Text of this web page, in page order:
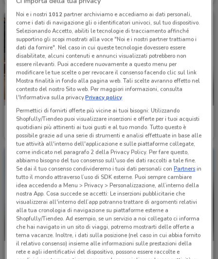
Skoda
979 m
Nissan
Scade il 31/12 1.1 km
Nissan Nissan
Noi e i nostri 1012partner archiviamo e accediamo ai dati personali,
come i dati di navigazione gli o identificatori univoci, sul tuo dispositivo.
Selezionando Accetto, abiliti le tecnologie di tracciamento affinché
supportino gli scopi mostrati alla voce "Noi e i nostri partner trattiamo i
dati da fornire". Nel caso in cui queste tecnologie dovessero essere
disabilitate, alcuni contenuti e annunci visualizzati potrebbero non
essere rilevanti. Puoi accedere nuovamente a questo menu per
modificare le tue scelte o per revocare il consenso facendo clic sul link
Mostra finalità in fondo alla pagina web. Tali scelte avranno effetto nel
contesto del nostro Sito web. Per maggiori informazioni, consulta
l'Informativa sulla privacy.Privacy policy
Permettici di fornirti offerte più vicine ai tuoi bisogni: Utilizzando
Shopfully/Tiendeo puoi visualizzare inserzioni e offerte per i tuoi acquisti
quotidiani più attinenti ai tuoi gusti e al tuo mondo. Tutto questo è
possibile grazie ad una serie di strumenti e analisi effettuate in base alle
tue attività all'interno dell'applicazione e sulle piattaforme collegate,
come indicato nel paragrafo 2 della Privacy Policy. Per fare questo,
abbiamo bisogno del tuo consenso sull'uso dei dati raccolti a tale fine.
Se dai il tuo consenso condivideremo i tuoi dati personali conPartnersin
tutto il mondo attraverso l’uso di SDK esterne. Puoi sempre cambiare
idea accedendo a Menu > Privacy > Personalizzazione, all’interno della
nostra App. Cosa succede se accetti: Le inserzioni pubblicitarie che
visualizzerai all'interno dell’app potranno trattare di argomenti relativi
alla tua cronologia di navigazione su piattaforme esterne a
Shopfully/Tiendeo. Ad esempio, se un servizio a noi collegato ci informa
che hai navigato in un sito di viaggi, potremo mostrarti delle offerte a
tema vacanze. Inoltre, i dati sulla posizione (nel caso in cui abbia fornito
il relativo consenso) insieme alle informazioni sulle prestazioni della
rete e agli identificativi del dispositivo, possono essere raccolte e